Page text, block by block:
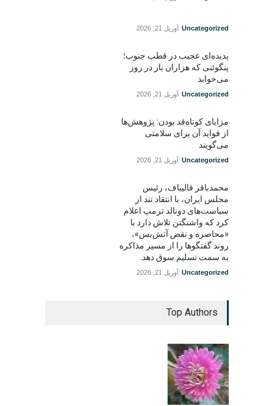
Uncategorized آوریل 21, 2026
پدیده‌ای عجیب در قطب جنوب؛
پنگوئنی که هزاران بار در روز
می‌خوابد
Uncategorized آوریل 21, 2026
مزایای کوتاه‌قد بودن: پژوهش‌ها
از فواید آن برای سلامتی
می‌گویند
Uncategorized آوریل 21, 2026
محمدباقر قالیباف، رئیس
مجلس ایران، با انتقاد تند از
سیاست‌های دونالد ترمپ اعلام
کرد که واشنگتن تلاش دارد با
«محاصره و نقض آتش‌بس»،
روند گفتگوها را از مسیر مذاکره
به سمت تسلیم سوق دهد.
Uncategorized آوریل 21, 2026
Top Authors